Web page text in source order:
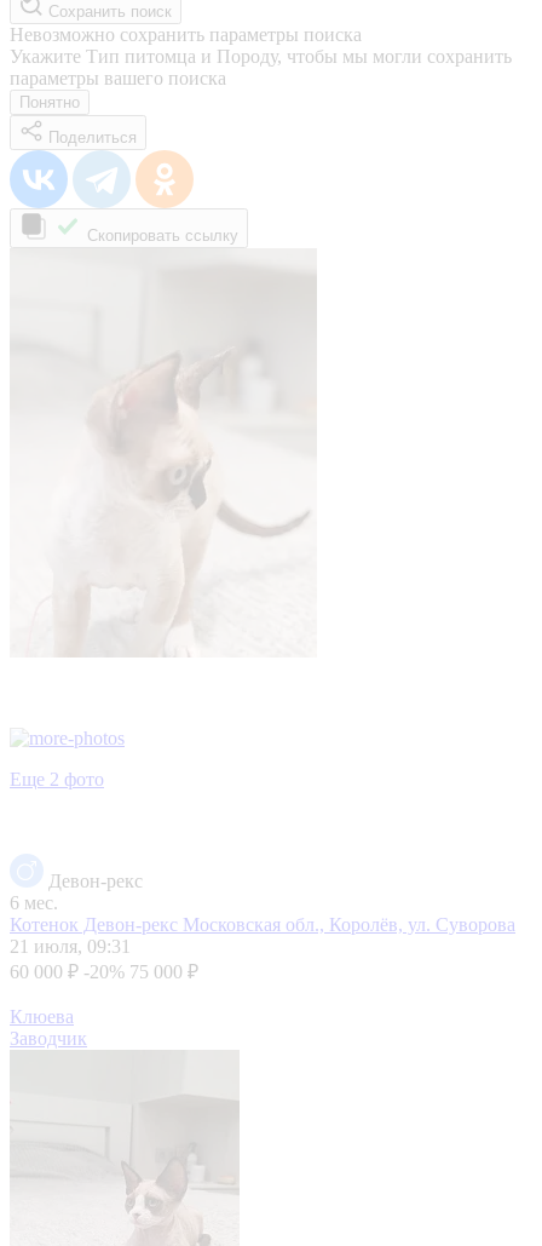
Сохранить поиск
Невозможно сохранить параметры поиска
Укажите Тип питомца и Породу, чтобы мы могли сохранить
параметры вашего поиска
Понятно
Поделиться
Скопировать ссылку
Еще 2 фото
Девон-рекс
6 мес.
Котенок Девон-рекс Московская обл., Королёв, ул. Суворова
21 июля, 09:31
60 000 ₽ -20% 75 000 ₽
Клюева
Заводчик